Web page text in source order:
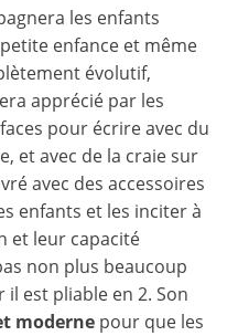
les enfants
enfance et même
évolutif,
apprécié par les
pour écrire avec du
et avec de la craie sur
avec des accessoires
enfants et les inciter à
et leur capacité
non plus beaucoup
est pliable en 2. Son
moderne pour que les